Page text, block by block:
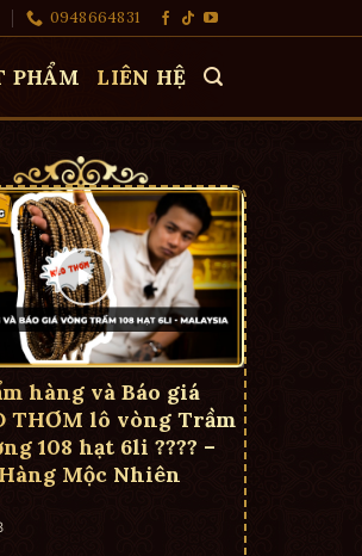
0948664831
PHẨM LIÊN HỆ
hàng và Báo giá
THƠM lô vòng Trầm
108 hạt 6li ???? –
Mộc Nhiên